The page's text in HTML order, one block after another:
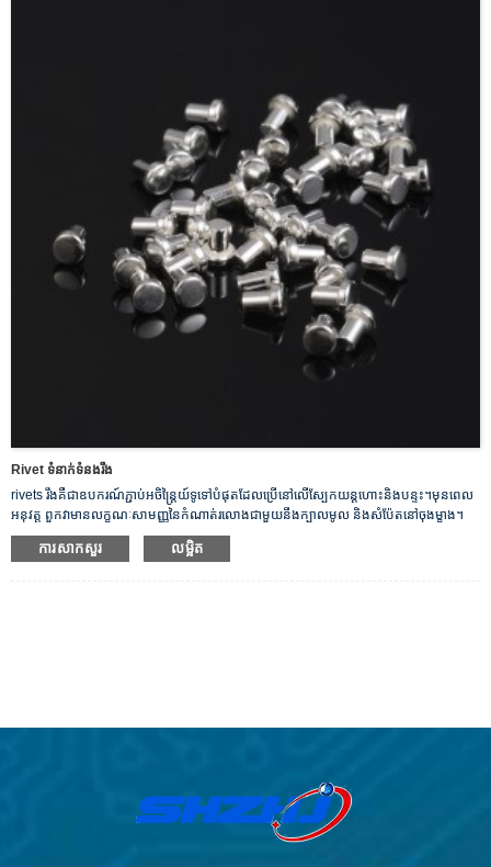
Rivet ទំនាក់ទំនងរឹង
rivets រឹងគឺជាឧបករណ៍ភ្ជាប់អចិន្រ្តៃយ៍ទូទៅបំផុតដែលប្រើនៅលើស្បែកយន្តហោះនិងបន្ទះ។មុនពេល
អនុវត្ត ពួកវាមានលក្ខណៈសាមញ្ញនៃកំណាត់រលោងជាមួយនឹងក្បាលមូល និងសំប៉ែតនៅចុងម្ខាង។
យើងផ្តល់ជូននូវ Rivets ប្រាក់រឹងរបស់យើង ដែលជាចំហាយអគ្គិសនីដ៏ល្អ។
ការសាកសួរ លម្អិត